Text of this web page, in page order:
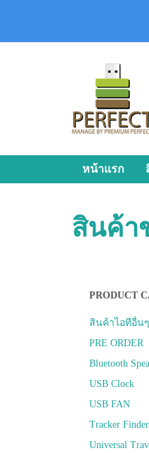
หน้าแรก
สินค้า
PRODUCT
สินค้าไอทีอื่นๆ
PRE ORDER
Bluetooth
USB Clock
USB FAN
Tracker Finder
Universal